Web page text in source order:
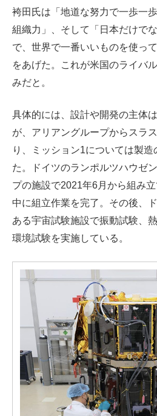
袴田氏は「地道な努力で一歩一
組織力」、そして「日本だけで
で、世界で一番いいものを使っ
をあげた。これが米国のライバ
みだと。
具体的には、設計や開発の主体
が、アリアングループからスラ
り、ミッション1については製
た。ドイツのランポルツハウゼ
プの施設で2021年6月から組み
中に組立作業を完了。その後、
ある宇宙試験施設で振動試験、
環境試験を実施している。